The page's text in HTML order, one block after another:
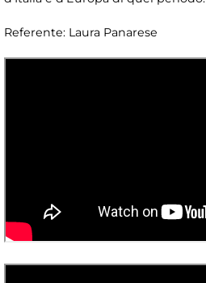
Referente: Laura Panarese